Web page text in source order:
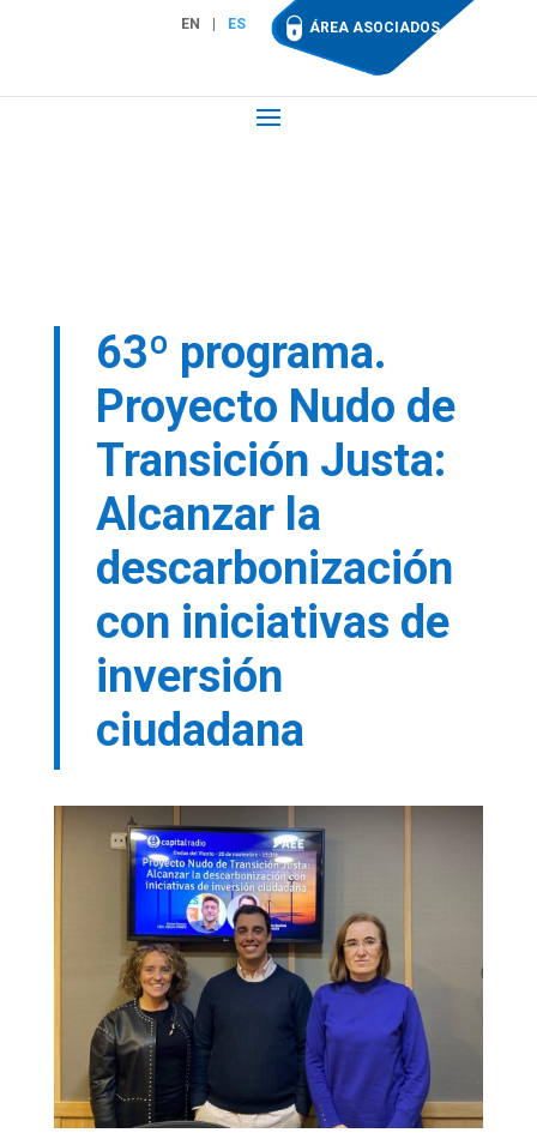
EN ES ÁREA ASOCIADOS
63º programa.
Proyecto Nudo de
Transición Justa:
Alcanzar la
descarbonización
con iniciativas de
inversión
ciudadana